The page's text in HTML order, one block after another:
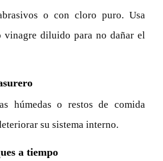
o con cloro puro. Usa
vinagre diluido para no dañar el
húmedas o restos de comida
su sistema interno.
a tiempo